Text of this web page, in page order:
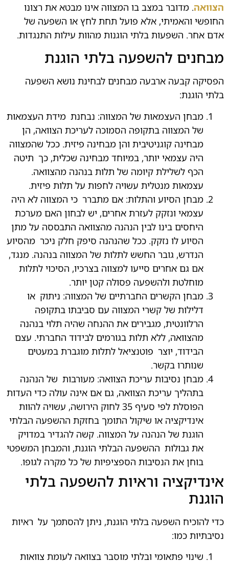
הצוואה. מדובר במצב בו המצווה אינו מבטא את רצונו
החופשי והאמיתי, אלא פועל תחת לחץ או השפעה של
אדם אחר. השפעות בלתי הוגנות מהוות עילות התנגדות.
מבחנים להשפעה בלתי הוגנת
הפסיקה קבעה ארבעה מבחנים לבחינת נושא השפעה
בלתי הוגנת:
מבחן העצמאות של המצווה: נבחנת מידת העצמאות
של המצווה בתקופה הסמוכה לעריכת הצוואה, הן
מבחינה קוגניטיבית והן מבחינה פיזית. ככל שהמצווה
היה עצמאי יותר, במיוחד מבחינה שכלית, כך תיטה
הכף לשלילת קיומה של תלות בנהנה מהצוואה.
עצמאות מנטלית עשויה לחפות על תלות פיזית.
מבחן הסיוע והתלות: אם מתברר כי המצווה לא היה
עצמאי ונזקק לעזרת אחרים, יש לבחון האם מערכת
היחסים בינו לבין הנהנה מהצוואה התבססה על מתן
הסיוע לו נזקק. ככל שהנהנה סיפק חלק ניכר מהסיוע
הנדרש, גובר החשש לתלות של המצווה בנהנה. מנגד,
אם גם אחרים סייעו למצווה בצרכיו, הסיכוי לתלות
מוחלטת ולהשפעה פסולה קטן יותר.
מבחן הקשרים החברתיים של המצווה: ניתוק או
דלילות של קשרי המצווה עם סביבתו בתקופה
הרלוונטית, מגבירים את ההנחה שהיה תלוי בנהנה
מהצוואה, ללא תלות בגורמים לבידוד החברתי. עצם
הבידוד, יוצר פוטנציאל לתלות מוגברת במעטים
שנותרו בקשר.
מבחן נסיבות עריכת הצוואה: מעורבות של הנהנה
בתהליך עריכת הצוואה, גם אם אינה עולה כדי העדות
הפוסלת לפי סעיף 35 לחוק הירושה, עשויה להוות
אינדיקציה או שיקול התומך בחזקת ההשפעה הבלתי
הוגנת של הנהנה על המצווה. קשה להגדיר במדויק
את גבולות ההשפעה הבלתי הוגנת, והמבחן המשפטי
בוחן את הנסיבות הספציפיות של כל מקרה לגופו.
אינדיקציה וראיות להשפעה בלתי
הוגנת
כדי להוכיח השפעה בלתי הוגנת, ניתן להסתמך על ראיות
נסיבתיות כמו:
שינוי פתאומי ובלתי מוסבר בצוואה לעומת צוואות